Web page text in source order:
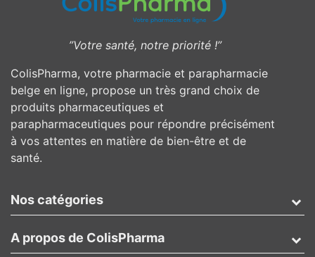
”Votre santé, notre priorité !”
ColisPharma, votre pharmacie et parapharmacie
belge en ligne, propose un très grand choix de
produits pharmaceutiques et
parapharmaceutiques pour répondre précisément
à vos attentes en matière de bien-être et de
santé.
Nos catégories
A propos de ColisPharma